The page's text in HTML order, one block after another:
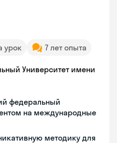
урок 7 лет опыта
Университет имени
федеральный
на международные
методику для